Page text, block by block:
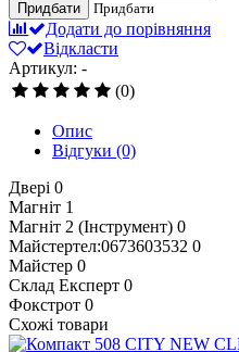
Придбати Придбати
Додати до порівняння
Відкласти
Артикул: -
(0)
Опис
Відгуки (0)
Двері 0
Магніт 1
Магніт 2 (Інструмент) 0
Майстертел:0673603532 0
Майстер 0
Склад Експерт 0
Фокстрот 0
Схожі товари